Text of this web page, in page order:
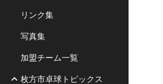
リンク集
写真集
加盟チーム一覧
枚方市卓球トピックス